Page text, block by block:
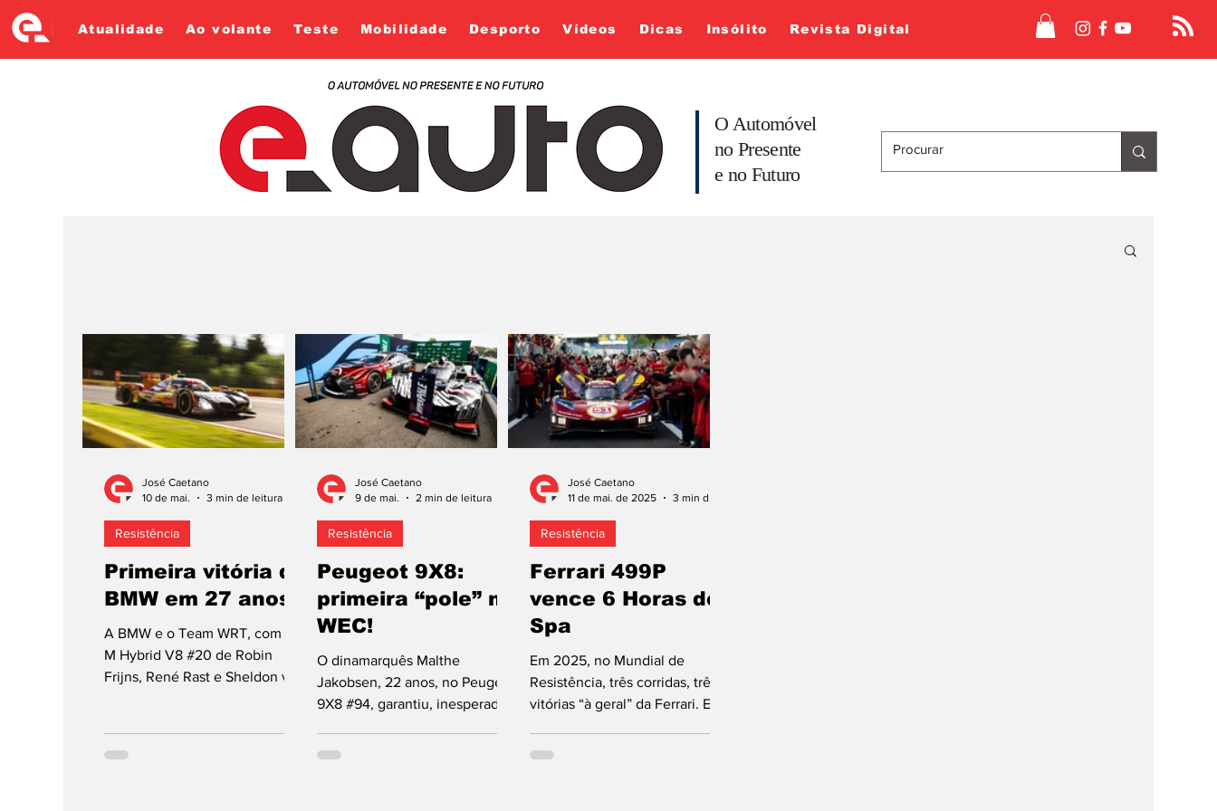
Atualidade Ao volante Teste Mobilidade Desporto Vídeos Dicas Insólito Revista Digital
O Automóvel
no Presente
e no Futuro
Primeira vitória da
BMW em 27 anos!
A BMW e o Team WRT, com o
M Hybrid V8 #20 de Robin
Frijns, René Rast e Sheldon van
V8 #15 de Kevin Magnussen,
Resistência
José Caetano
10 de mai.
3 min de leitura
Peugeot 9X8:
primeira “pole” no
WEC!
O dinamarquês Malthe
Jakobsen, 22 anos, no Peugeot
9X8 #94, garantiu, inesperada e
primeira posição na grelha de
Resistência
José Caetano
9 de mai.
2 min de leitura
Ferrari 499P
vence 6 Horas de
Spa
Em 2025, no Mundial de
Resistência, três corridas, três
vitórias “à geral” da Ferrari. Este
ganhou as 6 Horas de...
Resistência
José Caetano
11 de mai. de 2025
3 min de leitura